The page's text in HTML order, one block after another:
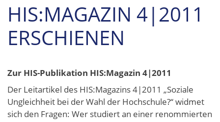
HIS:MAGAZIN 4|2011
ERSCHIENEN
Zur HIS-Publikation HIS:Magazin 4|2011
Der Leitartikel des HIS:Magazins 4|2011 „Soziale
Ungleichheit bei der Wahl der Hochschule?“ widmet
sich den Fragen: Wer studiert an einer renommierten